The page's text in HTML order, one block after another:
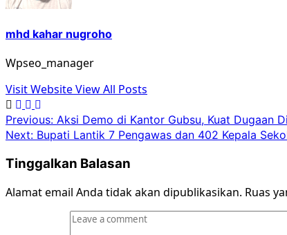
mhd kahar nugroho
Wpseo_manager
Visit WebsiteView All Posts
Post
navigation
Previous: Aksi Demo di Kantor Gubsu, Kuat Dugaan
Next: Bupati Lantik 7 Pengawas dan 402 Kepala
Tinggalkan Balasan
Alamat email Anda tidak akan dipublikasikan. Ruas